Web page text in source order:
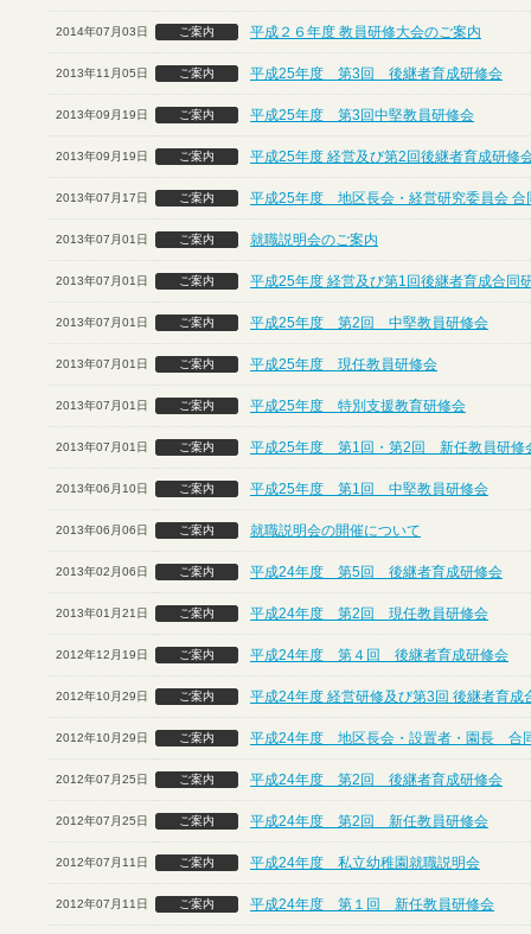
2014年07月03日 ご案内 平成２６年度 教員研修大会のご案内
2013年11月05日 ご案内 平成25年度 第3回 後継者育成研修会
2013年09月19日 ご案内 平成25年度 第3回中堅教員研修会
2013年09月19日 ご案内 平成25年度 経営及び第2回後継者育成研修
2013年07月17日 ご案内 平成25年度 地区長会・経営研究委員会 合
2013年07月01日 ご案内 就職説明会のご案内
2013年07月01日 ご案内 平成25年度 経営及び第1回後継者育成合同
2013年07月01日 ご案内 平成25年度 第2回 中堅教員研修会
2013年07月01日 ご案内 平成25年度 現任教員研修会
2013年07月01日 ご案内 平成25年度 特別支援教育研修会
2013年07月01日 ご案内 平成25年度 第1回・第2回 新任教員研修
2013年06月10日 ご案内 平成25年度 第1回 中堅教員研修会
2013年06月06日 ご案内 就職説明会の開催について
2013年02月06日 ご案内 平成24年度 第5回 後継者育成研修会
2013年01月21日 ご案内 平成24年度 第2回 現任教員研修会
2012年12月19日 ご案内 平成24年度 第４回 後継者育成研修会
2012年10月29日 ご案内 平成24年度 経営研修及び第3回 後継者育成
2012年10月29日 ご案内 平成24年度 地区長会・設置者・園長 合
2012年07月25日 ご案内 平成24年度 第2回 後継者育成研修会
2012年07月25日 ご案内 平成24年度 第2回 新任教員研修会
2012年07月11日 ご案内 平成24年度 私立幼稚園就職説明会
2012年07月11日 ご案内 平成24年度 第１回 新任教員研修会